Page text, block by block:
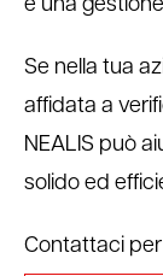
e una
Se nella tua
affidata a
NEALIS può
solido ed
Contattaci